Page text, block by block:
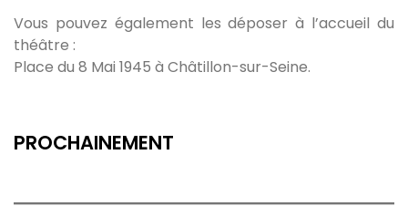
Vous pouvez également les déposer à l’accueil du
théâtre :
Place du 8 Mai 1945 à Châtillon-sur-Seine.
PROCHAINEMENT